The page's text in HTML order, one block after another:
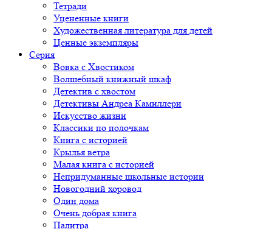
Тетради
Уцененные книги
Художественная литература для детей
Ценные экземпляры
Серия
Вовка с Хвостиком
Волшебный книжный шкаф
Детектив с хвостом
Детективы Андреа Камиллери
Искусство жизни
Классики по полочкам
Книга с историей
Крылья ветра
Малая книга с историей
Непридуманные школьные истории
Новогодний хоровод
Один дома
Очень добрая книга
Палитра